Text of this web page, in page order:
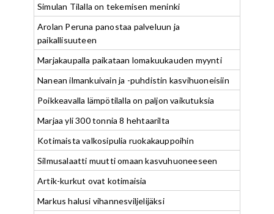
Simulan Tilalla on tekemisen meninki
Arolan Peruna panostaa palveluun ja
paikallisuuteen
Marjakaupalla paikataan lomakuukauden myynti
Nanean ilmankuivain ja -puhdistin kasvihuoneisiin
Poikkeavalla lämpötilalla on paljon vaikutuksia
Marjaa yli 300 tonnia 8 hehtaarilta
Kotimaista valkosipulia ruokakauppoihin
Silmusalaatti muutti omaan kasvuhuoneeseen
Artik-kurkut ovat kotimaisia
Markus halusi vihannesviljelijäksi